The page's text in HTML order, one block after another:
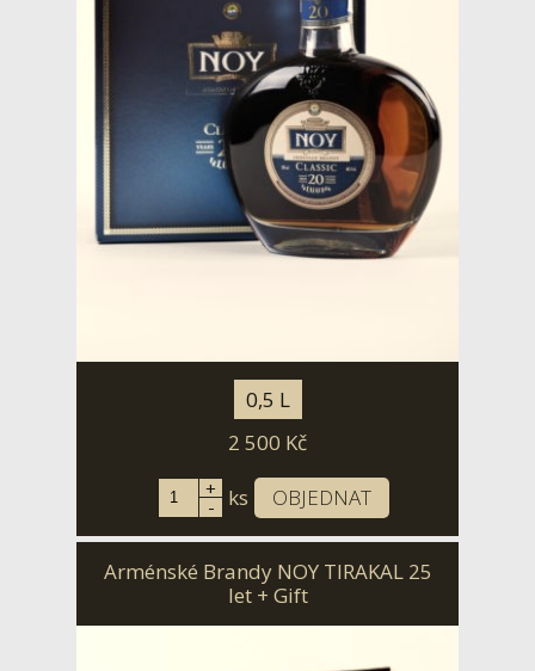
0,5 L
2 500 Kč
+
- ks OBJEDNAT
Arménské Brandy NOY TIRAKAL 25
let + Gift